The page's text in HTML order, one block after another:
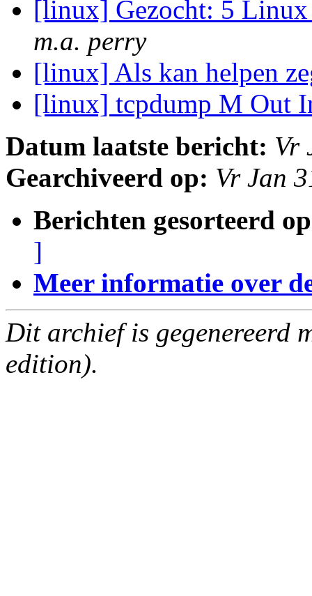
[linux] Gezocht: 5
m.a. perry
[linux] Als kan helpen
[linux] tcpdump M Out
Datum laatste bericht: Vr
Gearchiveerd op: Vr Jan
Berichten gesorteerd
]
Meer informatie over
Dit archief is gegenereerd
edition).